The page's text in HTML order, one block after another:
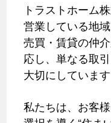
トラストホーム
営業している地
売買・賃貸の仲
応し、単なる取
大切にしています
私たちは、お客